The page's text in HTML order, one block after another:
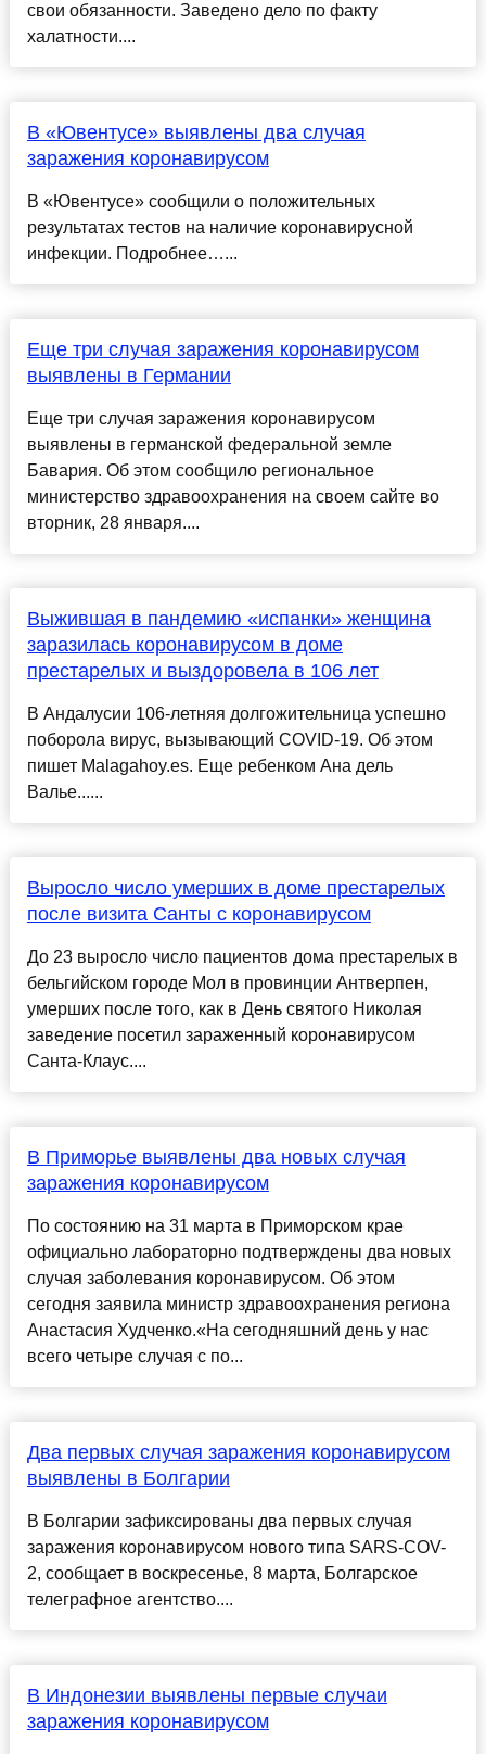
свои обязанности. Заведено дело по факту
халатности....
В «Ювентусе» выявлены два случая
заражения коронавирусом
В «Ювентусе» сообщили о положительных
результатах тестов на наличие коронавирусной
инфекции. Подробнее…...
Еще три случая заражения коронавирусом
выявлены в Германии
Еще три случая заражения коронавирусом
выявлены в германской федеральной земле
Бавария. Об этом сообщило региональное
министерство здравоохранения на своем сайте во
вторник, 28 января....
Выжившая в пандемию «испанки» женщина
заразилась коронавирусом в доме
престарелых и выздоровела в 106 лет
В Андалусии 106-летняя долгожительница успешно
поборола вирус, вызывающий COVID-19. Об этом
пишет Malagahoy.es. Еще ребенком Ана дель
Валье......
Выросло число умерших в доме престарелых
после визита Санты с коронавирусом
До 23 выросло число пациентов дома престарелых в
бельгийском городе Мол в провинции Антверпен,
умерших после того, как в День святого Николая
заведение посетил зараженный коронавирусом
Санта-Клаус....
В Приморье выявлены два новых случая
заражения коронавирусом
По состоянию на 31 марта в Приморском крае
официально лабораторно подтверждены два новых
случая заболевания коронавирусом. Об этом
сегодня заявила министр здравоохранения региона
Анастасия Худченко.«На сегодняшний день у нас
всего четыре случая с по...
Два первых случая заражения коронавирусом
выявлены в Болгарии
В Болгарии зафиксированы два первых случая
заражения коронавирусом нового типа SARS-COV-
2, сообщает в воскресенье, 8 марта, Болгарское
телеграфное агентство....
В Индонезии выявлены первые случаи
заражения коронавирусом